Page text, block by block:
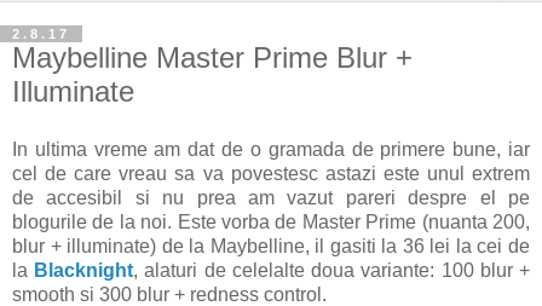
2.8.17
Maybelline Master Prime Blur +
Illuminate
In ultima vreme am dat de o gramada de primere bune, iar
cel de care vreau sa va povestesc astazi este unul extrem
de accesibil si nu prea am vazut pareri despre el pe
blogurile de la noi. Este vorba de Master Prime (nuanta 200,
blur + illuminate) de la Maybelline, il gasiti la 36 lei la cei de
la Blacknight, alaturi de celelalte doua variante: 100 blur +
smooth si 300 blur + redness control.